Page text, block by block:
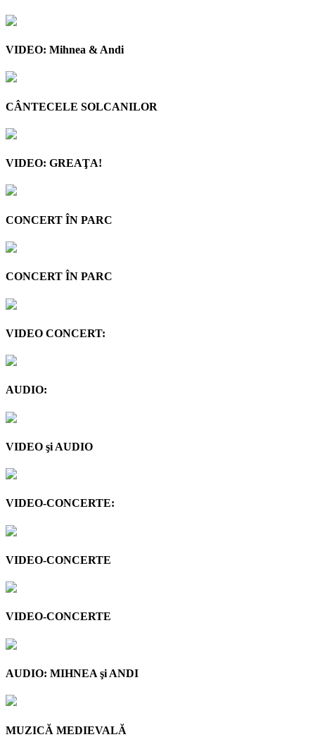
VIDEO: Mihnea & Andi
CÂNTECELE SOLCANILOR
VIDEO: GREAŢA!
CONCERT ÎN PARC
CONCERT ÎN PARC
VIDEO CONCERT:
AUDIO:
VIDEO şi AUDIO
VIDEO-CONCERTE:
VIDEO-CONCERTE
VIDEO-CONCERTE
AUDIO: MIHNEA şi ANDI
MUZICĂ MEDIEVALĂ